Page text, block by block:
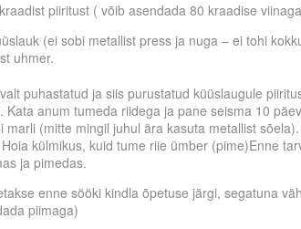
piiritust ( võib asendada 80 kraadise
(ei sobi metallist press ja nuga – ei tohi
uhmer.
puhastatud ja siis purustatud küüslaugule
Kata anum tumeda riidega ja pane seisma 10
marli (mitte mingil juhul ära kasuta metallist
külmikus, kuid tume riie ümber (pime)Enne
ja pimedas.
enne sööki kindla õpetuse järgi, segatuna
piimaga)